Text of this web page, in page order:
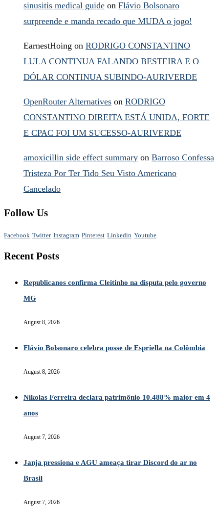
sinusitis medical guide on Flávio Bolsonaro
surpreende e manda recado que MUDA o jogo!
EarnestHoing on RODRIGO CONSTANTINO
LULA CONTINUA FALANDO BESTEIRA E O
DÓLAR CONTINUA SUBINDO-AURIVERDE
OpenRouter Alternatives on RODRIGO
CONSTANTINO DIREITA ESTÁ UNIDA, FORTE
E CPAC FOI UM SUCESSO-AURIVERDE
amoxicillin side effect summary on Barroso Confessa
Tristeza Por Ter Tido Seu Visto Americano
Cancelado
Follow Us
Facebook Twitter Instagram Pinterest Linkedin Youtube
Recent Posts
Republicanos confirma Cleitinho na disputa pelo governo
MG
August 8, 2026
Flávio Bolsonaro celebra posse de Espriella na Colômbia
August 8, 2026
Nikolas Ferreira declara patrimônio 10.488% maior em 4
anos
August 7, 2026
Janja pressiona e AGU ameaça tirar Discord do ar no
Brasil
August 7, 2026